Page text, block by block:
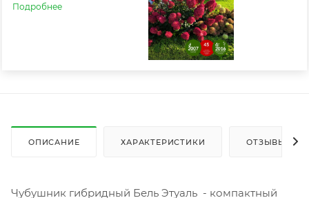
Подробнее
ОПИСАНИЕ ХАРАКТЕРИСТИКИ ОТЗЫВЫ
Чубушник гибридный Бель Этуаль - компактный